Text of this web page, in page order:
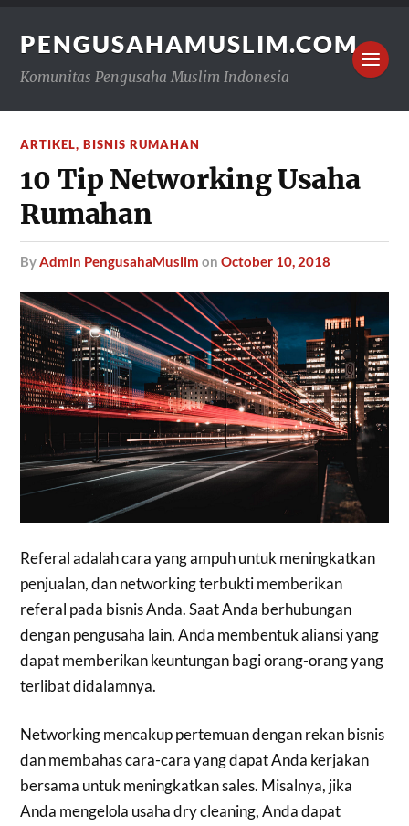
PENGUSAHAMUSLIM.COM
Komunitas Pengusaha Muslim Indonesia
ARTIKEL,BISNIS RUMAHAN
10 Tip Networking Usaha
Rumahan
byAdmin PengusahaMuslim onOctober 10, 2018
Referal adalah cara yang ampuh untuk meningkatkan
penjualan, dan networking terbukti memberikan
referal pada bisnis Anda. Saat Anda berhubungan
dengan pengusaha lain, Anda membentuk aliansi yang
dapat memberikan keuntungan bagi orang-orang yang
terlibat didalamnya.
Networking mencakup pertemuan dengan rekan bisnis
dan membahas cara-cara yang dapat Anda kerjakan
bersama untuk meningkatkan sales. Misalnya, jika
Anda mengelola usaha dry cleaning, Anda dapat